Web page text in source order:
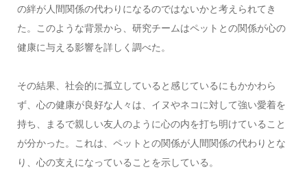
の絆が人間関係の代わりになるのではないかと考えられてき
た。このような背景から、研究チームはペットとの関係が心の
健康に与える影響を詳しく調べた。
その結果、社会的に孤立していると感じているにもかかわら
ず、心の健康が良好な人々は、イヌやネコに対して強い愛着を
持ち、まるで親しい友人のように心の内を打ち明けていること
が分かった。これは、ペットとの関係が人間関係の代わりとな
り、心の支えになっていることを示している。